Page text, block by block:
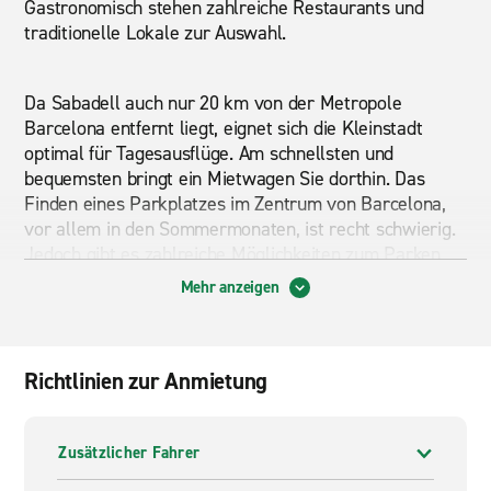
Gastronomisch stehen zahlreiche Restaurants und
traditionelle Lokale zur Auswahl.
Da Sabadell auch nur 20 km von der Metropole
Barcelona entfernt liegt, eignet sich die Kleinstadt
optimal für Tagesausflüge. Am schnellsten und
bequemsten bringt ein Mietwagen Sie dorthin. Das
Finden eines Parkplatzes im Zentrum von Barcelona,
vor allem in den Sommermonaten, ist recht schwierig.
Jedoch gibt es zahlreiche Möglichkeiten zum Parken
außerhalb der Stadt. Ein Leihwagen von Enterprise
Rent-A-Car bringt Sie problemlos dorthin. Die
bequem in 20 Minuten zu Fuß erreicht werden. Mit dem
Cugat de Vallès auf dem Urlaubsplan stehen. Beide
Destinationen lassen sich gut bei einem Tagesausflug
Mehr anzeigen
Richtlinien zur Anmietung
Zusätzlicher Fahrer